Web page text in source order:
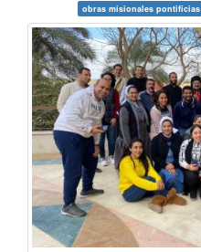
obras misionales pontificias